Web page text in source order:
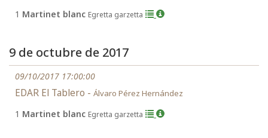
1 Martinet blanc Egretta garzetta
9 de octubre de 2017
09/10/2017 17:00:00
EDAR El Tablero - Álvaro Pérez Hernández
1 Martinet blanc Egretta garzetta